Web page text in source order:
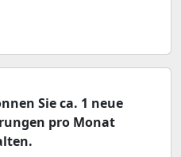
Sie ca. 1 neue
pro Monat